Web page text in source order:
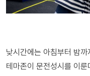
낮시간에는 아침부터 밤까
테마존이 문전성시를 이룬